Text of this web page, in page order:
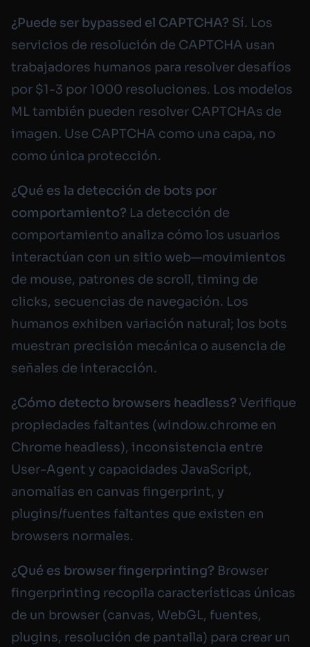
¿Puede ser bypassed el CAPTCHA? Sí. Los
servicios de resolución de CAPTCHA usan
trabajadores humanos para resolver desafíos
por $1-3 por 1000 resoluciones. Los modelos
ML también pueden resolver CAPTCHAs de
imagen. Use CAPTCHA como una capa, no
como única protección.
¿Qué es la detección de bots por
comportamiento? La detección de
comportamiento analiza cómo los usuarios
interactúan con un sitio web—movimientos
de mouse, patrones de scroll, timing de
clicks, secuencias de navegación. Los
humanos exhiben variación natural; los bots
muestran precisión mecánica o ausencia de
señales de interacción.
¿Cómo detecto browsers headless? Verifique
propiedades faltantes (window.chrome en
Chrome headless), inconsistencia entre
User-Agent y capacidades JavaScript,
anomalías en canvas fingerprint, y
plugins/fuentes faltantes que existen en
browsers normales.
¿Qué es browser fingerprinting? Browser
fingerprinting recopila características únicas
de un browser (canvas, WebGL, fuentes,
plugins, resolución de pantalla) para crear un